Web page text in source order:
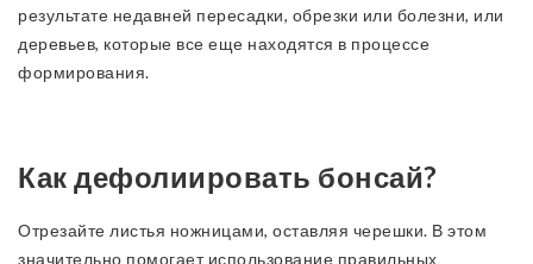
результате недавней пересадки, обрезки или болезни, или
деревьев, которые все еще находятся в процессе
формирования.
Как дефолиировать бонсай?
Отрезайте листья ножницами, оставляя черешки. В этом
значительно помогает использование правильных